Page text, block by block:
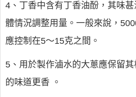
4、丁香中含有丁香油酚，其味
體情況調整用量。一般來說，
應控制在5～15克之間。
5、用於製作滷水的大蔥應保留
的味道更香 。